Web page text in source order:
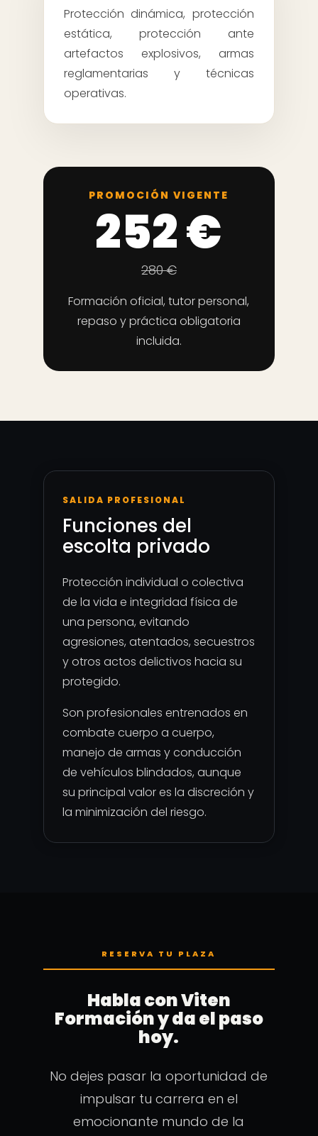
Protección dinámica, protección
estática, protección ante
artefactos explosivos, armas
reglamentarias y técnicas
operativas.
PROMOCIÓN VIGENTE
252 €
280 €
Formación oficial, tutor personal,
repaso y práctica obligatoria
incluida.
SALIDA PROFESIONAL
Funciones del
escolta privado
Protección individual o colectiva
de la vida e integridad física de
una persona, evitando
agresiones, atentados, secuestros
y otros actos delictivos hacia su
protegido.
Son profesionales entrenados en
combate cuerpo a cuerpo,
manejo de armas y conducción
de vehículos blindados, aunque
su principal valor es la discreción y
la minimización del riesgo.
RESERVA TU PLAZA
Habla con Viten
Formación y da el paso
hoy.
No dejes pasar la oportunidad de
impulsar tu carrera en el
emocionante mundo de la